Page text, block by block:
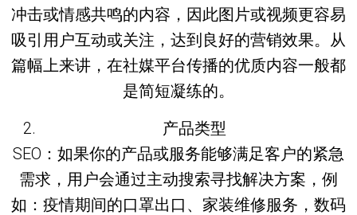
冲击或情感共鸣的内容，因此图片或视频更容易
吸引用户互动或关注，达到良好的营销效果。从
篇幅上来讲，在社媒平台传播的优质内容一般都
是简短凝练的。
产品类型
SEO：如果你的产品或服务能够满足客户的紧急
需求，用户会通过主动搜索寻找解决方案，例
如：疫情期间的口罩出口、家装维修服务，数码